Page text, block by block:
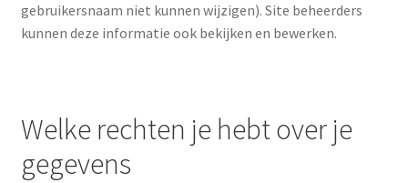
gebruikersnaam niet kunnen wijzigen). Site beheerders
kunnen deze informatie ook bekijken en bewerken.
Welke rechten je hebt over je
gegevens